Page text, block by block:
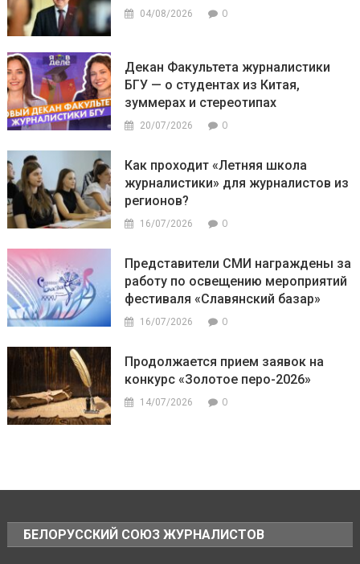
04/08/2026 0
Декан Факультета журналистики
БГУ — о студентах из Китая,
зуммерах и стереотипах
20/07/2026 0
Как проходит «Летняя школа
журналистики» для журналистов из
регионов?
16/07/2026 0
Представители СМИ награждены за
работу по освещению мероприятий
фестиваля «Славянский базар»
16/07/2026 0
Продолжается прием заявок на
конкурс «Золотое перо-2026»
14/07/2026 0
БЕЛОРУССКИЙ СОЮЗ ЖУРНАЛИСТОВ